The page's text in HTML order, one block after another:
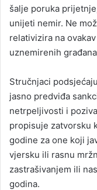
šalje poruka
unijeti nemir. Ne
relativizira na
uznemirenih
Stručnjaci
jasno predviđa
netrpeljivosti i
propisuje zatvorsku
godine za one koji
vjersku ili rasnu
zastrašivanjem ili
godina.